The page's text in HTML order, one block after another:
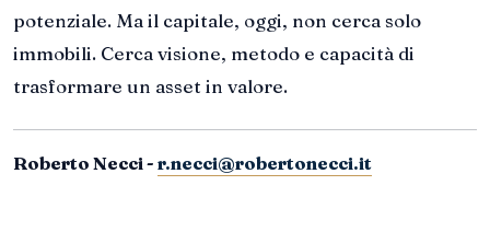
potenziale. Ma il capitale, oggi, non cerca solo
immobili. Cerca visione, metodo e capacità di
trasformare un asset in valore.
Roberto Necci - r.necci@robertonecci.it